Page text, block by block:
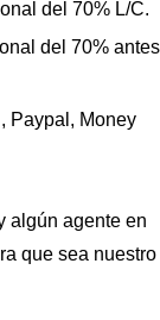
del 70% L/C.
del 70% antes
, Paypal, Money
algún agente en
que sea nuestro